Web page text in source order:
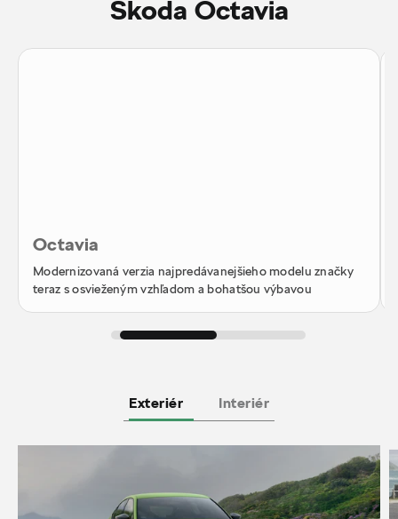
Škoda Octavia
Octavia
Modernizovaná verzia najpredávanejšieho modelu značky
teraz s osvieženým vzhľadom a bohatšou výbavou
Exteriér Interiér